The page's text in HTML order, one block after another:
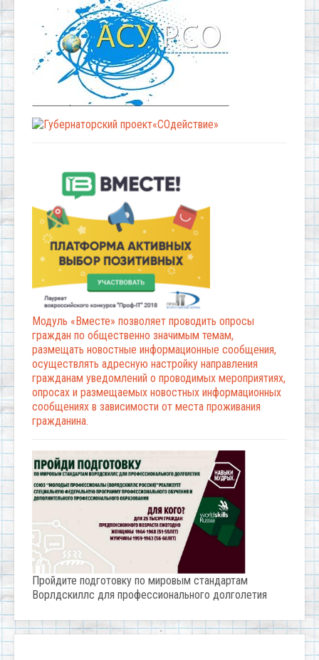
Модуль «Вместе» позволяет проводить опросы
граждан по общественно значимым темам,
размещать новостные информационные сообщения,
осуществлять адресную настройку направления
гражданам уведомлений о проводимых мероприятиях,
опросах и размещаемых новостных информационных
сообщениях в зависимости от места проживания
гражданина.
Пройдите подготовку по мировым стандартам
Ворлдскиллс для профессионального долголетия